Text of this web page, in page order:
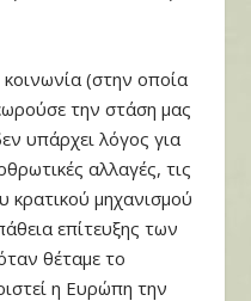
κοινωνία (στην οποία
την στάση μας
υπάρχει λόγος για
αλλαγές, τις
κρατικού μηχανισμού
επίτευξης των
θέταμε το
η Ευρώπη την